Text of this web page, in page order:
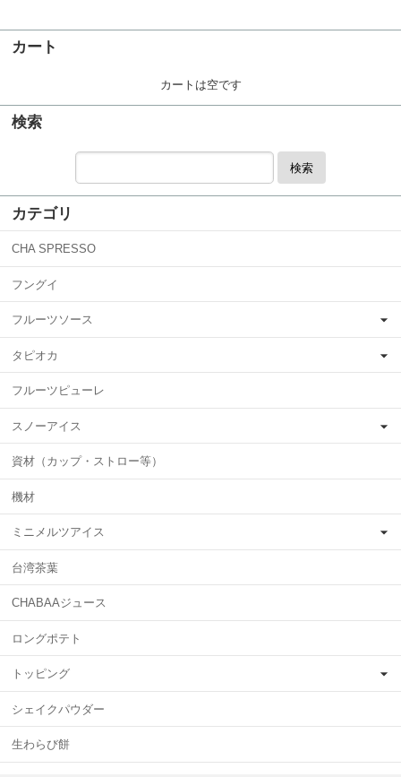
カート
カートは空です
検索
検索
カテゴリ
CHA SPRESSO
フングイ
フルーツソース
タピオカ
フルーツピューレ
スノーアイス
資材（カップ・ストロー等）
機材
ミニメルツアイス
台湾茶葉
CHABAAジュース
ロングポテト
トッピング
シェイクパウダー
生わらび餅